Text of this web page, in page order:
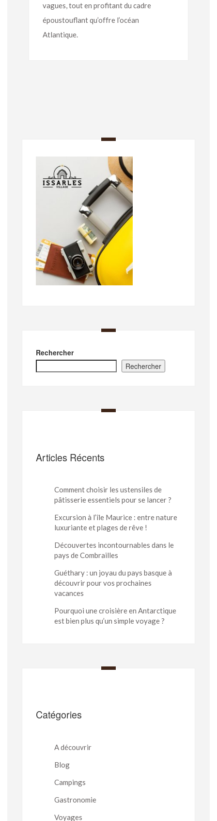
vagues, tout en profitant du cadre
époustouflant qu’offre l’océan
Atlantique.
Rechercher
Rechercher
Articles Récents
Comment choisir les ustensiles de
pâtisserie essentiels pour se lancer ?
Excursion à l’île Maurice : entre nature
luxuriante et plages de rêve !
Découvertes incontournables dans le
pays de Combrailles
Guéthary : un joyau du pays basque à
découvrir pour vos prochaines
vacances
Pourquoi une croisière en Antarctique
est bien plus qu’un simple voyage ?
Catégories
A découvrir
Blog
Campings
Gastronomie
Voyages